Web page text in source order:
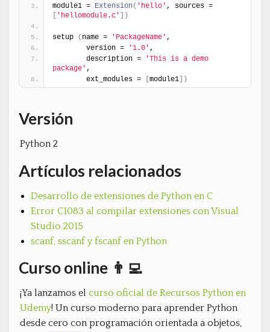
module1 = Extension( 'hello'
'hellomodule.c' )
setup ( name = 'PackageName' ,
        version =
'1.0' ,
        description =
'This is a demo
package' ,
        ext_modules =
module1 )
Versión
Python 2
Artículos relacionados
Desarrollo de extensiones de Python en C
Error C1083 al compilar extensiones con Visual
Studio 2015
scanf, sscanf y fscanf en Python
Curso online 👨‍💻
¡Ya lanzamos el curso oficial de Recursos Python en
Udemy! Un curso moderno para aprender Python
desde cero con programación orientada a objetos,